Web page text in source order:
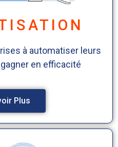
à automatiser leurs
en efficacité
Plus